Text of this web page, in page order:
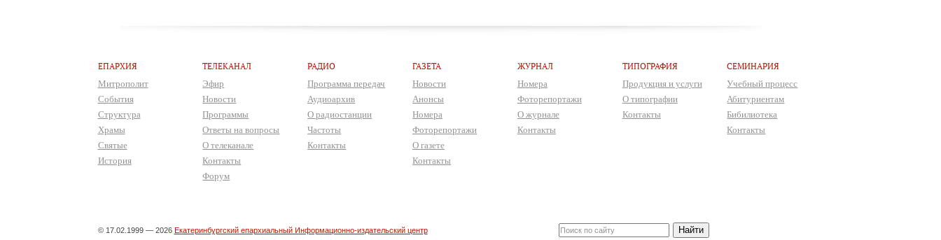
ЕПАРХИЯ
Митрополит
События
Структура
Храмы
Святые
История
ТЕЛЕКАНАЛ
Эфир
Новости
Программы
Ответы на вопросы
О телеканале
Контакты
Форум
РАДИО
Программа передач
Аудиоархив
О радиостанции
Частоты
Контакты
ГАЗЕТА
Новости
Анонсы
Номера
Фоторепортажи
О газете
Контакты
ЖУРНАЛ
Номера
Фоторепортажи
О журнале
Контакты
ТИПОГРАФИЯ
Продукция и услуги
О типографии
Контакты
СЕМИНАРИЯ
Учебный процесс
Абитуриентам
Бибилиотека
Контакты
© 17.02.1999 — 2026 Екатеринбургский епархиальный Информационно-издательский центр Найти